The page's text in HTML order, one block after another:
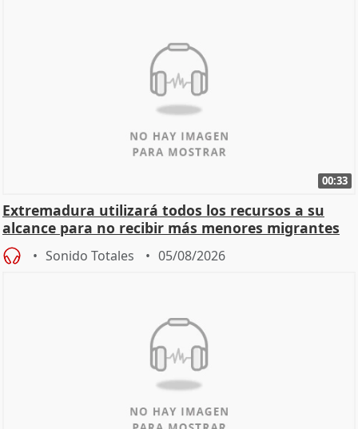
00:33
Extremadura utilizará todos los recursos a su
alcance para no recibir más menores migrantes
Sonido Totales 05/08/2026